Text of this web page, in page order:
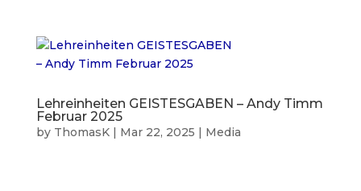
Lehreinheiten GEISTESGABEN – Andy Timm
Februar 2025
by ThomasK| Mar 22, 2025 | Media